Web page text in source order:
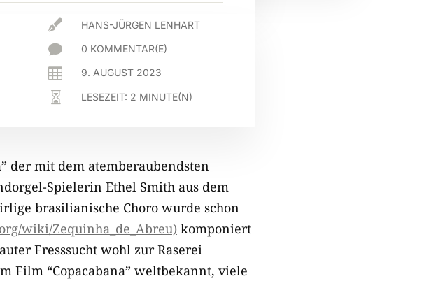
 HANS-JÜRGEN LENHART
 0 KOMMENTAR(E)
 9. AUGUST 2023
 LESEZEIT: 2 MINUTE(N)
der mit dem atemberaubendsten
Spielerin Ethel Smith aus dem
brasilianische Choro wurde schon
wiki/Zequinha_de_Abreu) komponiert
Fresssucht wohl zur Raserei
Film “Copacabana” weltbekannt, viele